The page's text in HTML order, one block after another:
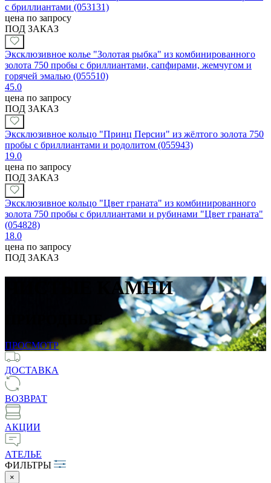
с бриллиантами (053131)
цена по запросу
ПОД ЗАКАЗ
Эксклюзивное колье "Золотая рыбка" из комбинированного
золота 750 пробы с бриллиантами, сапфирами, жемчугом и
горячей эмалью (055510)
45.0
цена по запросу
ПОД ЗАКАЗ
Эксклюзивное кольцо "Принц Персии" из жёлтого золота 750
пробы с бриллиантами и родолитом (055943)
19.0
цена по запросу
ПОД ЗАКАЗ
Эксклюзивное кольцо "Цвет граната" из комбинированного
золота 750 пробы с бриллиантами и рубинами "Цвет граната"
(054828)
18.0
цена по запросу
ПОД ЗАКАЗ
ЧИСТЫЕ КАМНИ
ПРИРОДНЫЕ
ПРОСМОТР
ДОСТАВКА
ВОЗВРАТ
АКЦИИ
АТЕЛЬЕ
ФИЛЬТРЫ
×